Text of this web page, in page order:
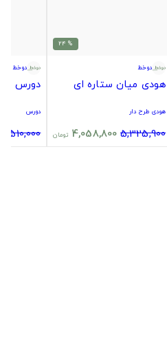
% 24
دوخط
هودی میان ستاره ای
هودی طرح دار
5,325,900
4,058,800 تومان
دوخط
دورس
دورس
4,510,000